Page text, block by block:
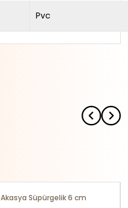
Pvc
Akasya Süpürgelik 6 cm